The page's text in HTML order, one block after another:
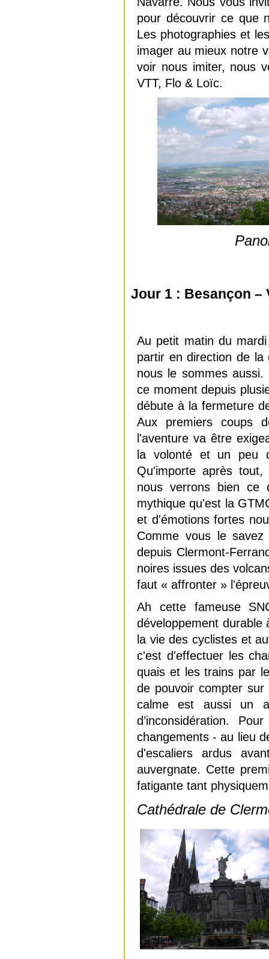
pour découvrir ce que
Les photographies et
imager au mieux notre
voir nous imiter, nous
VTT, Flo & Loïc.
Jour 1 : Besançon –
Au petit matin du
partir en direction de la
nous le sommes
ce moment depuis
débute à la fermeture
Aux premiers coups
l'aventure va être
la volonté et un peu
Qu'importe après
nous verrons bien ce
mythique qu'est la
et d'émotions fortes
Comme vous le
depuis Clermont-
noires issues des
faut « affronter »
Ah cette fameuse
développement
la vie des cyclistes et
c'est d'effectuer les
quais et les trains par
de pouvoir compter
calme est aussi un
d’inconsidération.
changements - au lieu
d'escaliers ardus
auvergnate. Cette
fatigante tant
Cathédrale de